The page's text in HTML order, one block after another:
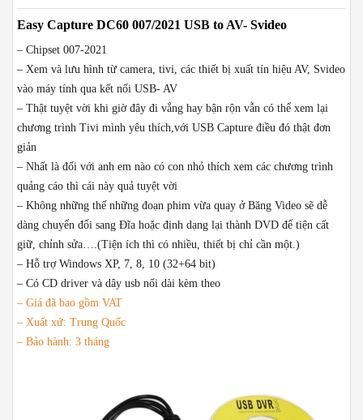
camera
vào
máy
tính
số
lượng
Easy Capture DC60 007/2021 USB to AV- Svideo
– Chipset 007-2021
– Xem và lưu hình từ camera, tivi, các thiết bị xuất tín hiệu AV, Svideo
vào máy tính qua kết nối USB- AV
– Thật tuyệt vời khi giờ đây đi vắng hay bận rộn vẫn có thể xem lại
chương trình Tivi mình yêu thích,với USB Capture điều đó thật đơn
giản
– Nhất là đối với anh em nào có con nhỏ thích xem các chương trình
quảng cáo thì cái này quả tuyệt vời
– Không những thế những đoạn phim vừa quay ở Băng Video sẽ dễ
dàng chuyển đổi sang Đĩa hoặc định dạng lại thành DVD để tiện cất
giữ, chỉnh sửa….(Tiện ích thì có nhiều, thiết bị chỉ cần một.)
– Hỗ trợ Windows XP, 7, 8, 10 (32+64 bit)
– Có CD driver và dây usb nối dài kèm theo
– Giá đã bao gồm VAT
– Xuất xứ: Trung Quốc
– Bảo hành: 3 tháng